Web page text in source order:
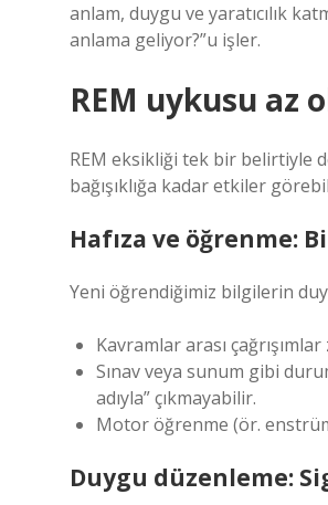
anlam, duygu ve yaratıcılık
anlama geliyor?”u işler.
REM uykusu az
REM eksikliği tek bir belirtiyle
bağışıklığa kadar etkiler
Hafıza ve öğrenme:
Yeni öğrendiğimiz bilgilerin
Kavramlar arası
Sınav veya sunum gibi
adıyla” çıkmayabilir.
Motor öğrenme (ör.
Duygu düzenleme: